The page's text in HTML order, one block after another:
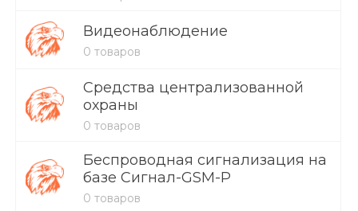
Видеонаблюдение
0 товаров
Средства централизованной
охраны
0 товаров
Беспроводная сигнализация на
базе Сигнал-GSM-Р
0 товаров